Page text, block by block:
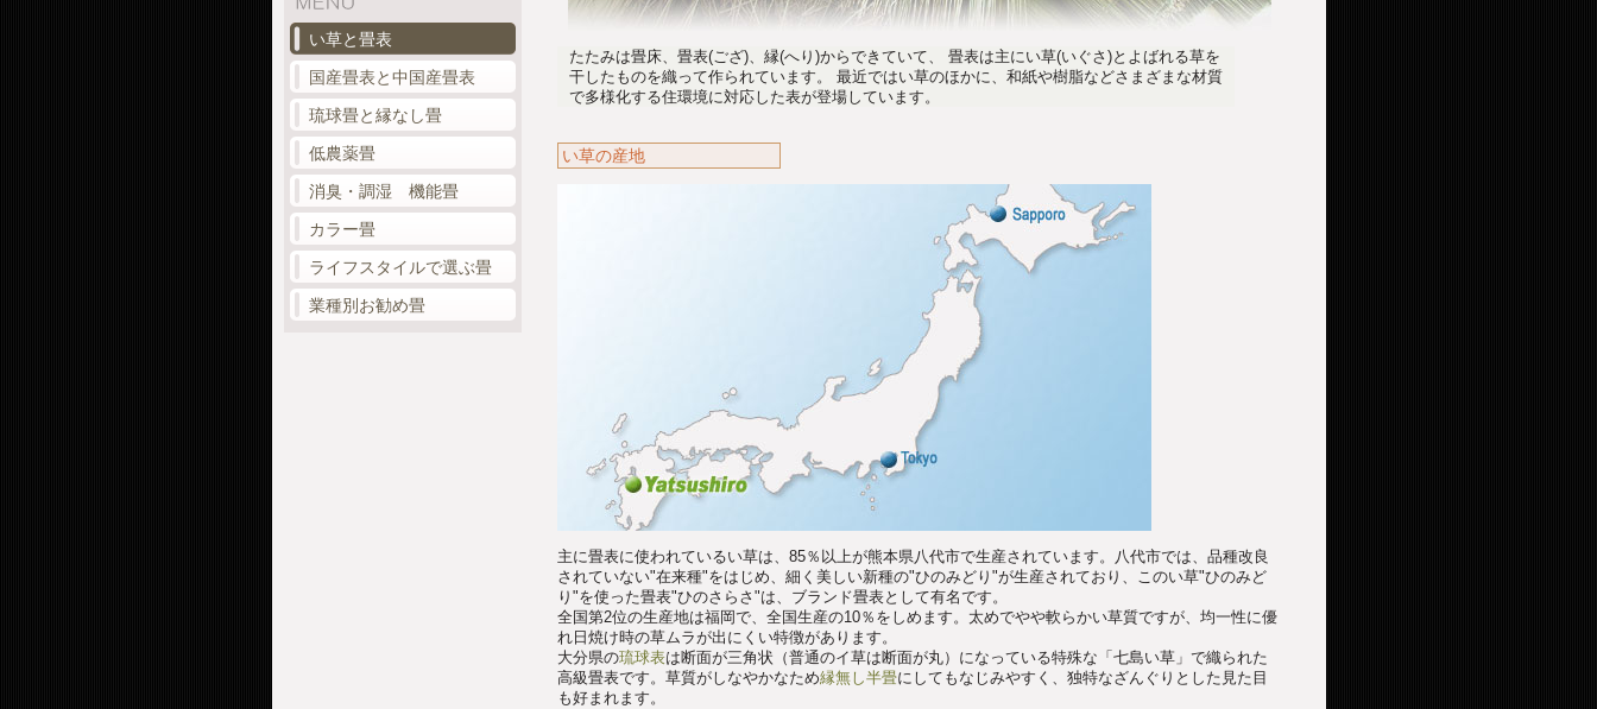
たたみは畳床、畳表(ござ)、縁(へり)からできていて、 畳表は主にい草(いぐさ)とよばれる草を
干したものを織って作られています。 最近ではい草のほかに、和紙や樹脂などさまざまな材質
で多様化する住環境に対応した表が登場しています。
い草の産地
主に畳表に使われているい草は、85％以上が熊本県八代市で生産されています。八代市では、品種改良
されていない"在来種"をはじめ、細く美しい新種の"ひのみどり"が生産されており、このい草"ひのみど
り"を使った畳表"ひのさらさ"は、ブランド畳表として有名です。
全国第2位の生産地は福岡で、全国生産の10％をしめます。太めでやや軟らかい草質ですが、均一性に優
れ日焼け時の草ムラが出にくい特徴があります。
大分県の琉球表は断面が三角状（普通のイ草は断面が丸）になっている特殊な「七島い草」で織られた
高級畳表です。草質がしなやかなため縁無し半畳にしてもなじみやすく、独特なざんぐりとした見た目
も好まれます。
い草と畳表
国産畳表と中国産畳表
琉球畳と縁なし畳
低農薬畳
消臭・調湿 機能畳
カラー畳
ライフスタイルで選ぶ畳
業種別お勧め畳